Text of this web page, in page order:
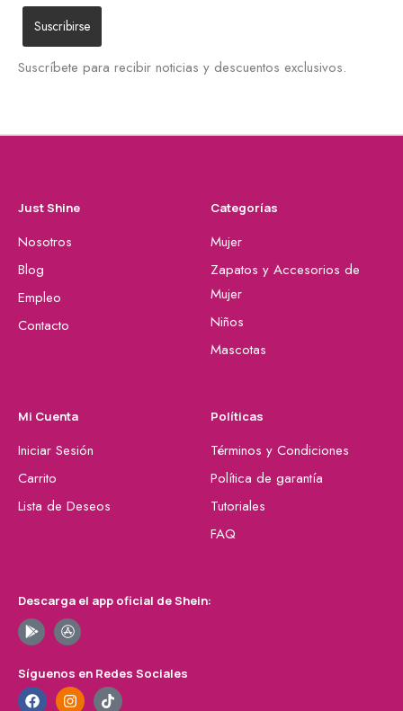
Suscríbete para recibir noticias y descuentos exclusivos.
Just Shine
Nosotros
Blog
Empleo
Contacto
Categorías
Mujer
Zapatos y Accesorios de
Mujer
Niños
Mascotas
Mi Cuenta
Iniciar Sesión
Carrito
Lista de Deseos
Políticas
Términos y Condiciones
Política de garantía
Tutoriales
FAQ
Descarga el app oficial de Shein:
Síguenos en Redes Sociales